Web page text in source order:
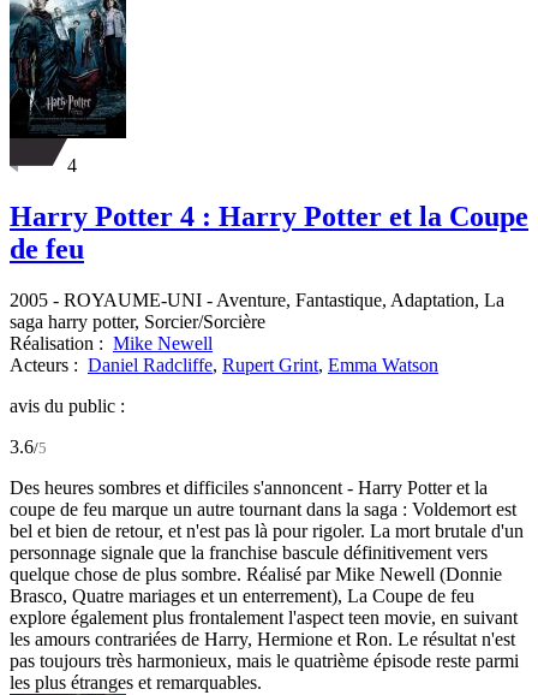
4
Harry Potter 4 : Harry Potter et la Coupe
de feu
2005 - ROYAUME-UNI - Aventure, Fantastique, Adaptation, La
saga harry potter, Sorcier/Sorcière
Réalisation : Mike Newell
Acteurs : Daniel Radcliffe, Rupert Grint, Emma Watson
avis du public :
3.6/5
Des heures sombres et difficiles s'annoncent - Harry Potter et la
coupe de feu marque un autre tournant dans la saga : Voldemort est
bel et bien de retour, et n'est pas là pour rigoler. La mort brutale d'un
personnage signale que la franchise bascule définitivement vers
quelque chose de plus sombre. Réalisé par Mike Newell (Donnie
Brasco, Quatre mariages et un enterrement), La Coupe de feu
explore également plus frontalement l'aspect teen movie, en suivant
les amours contrariées de Harry, Hermione et Ron. Le résultat n'est
pas toujours très harmonieux, mais le quatrième épisode reste parmi
les plus étranges et remarquables.